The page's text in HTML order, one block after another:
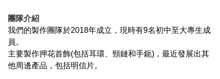
團隊介紹
我們的製作團隊於2018年成立，現時有9名初中至大專生成
員。
主要製作押花首飾(包括耳環、頸鏈和手鈪)，最近發展出其
他周邊產品，包括明信片。